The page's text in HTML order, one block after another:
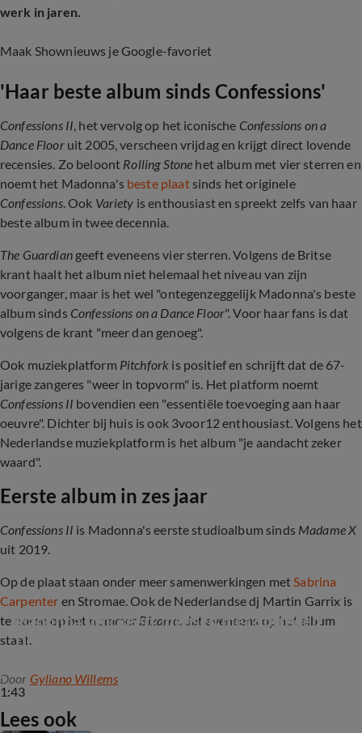
werk in jaren.
Maak Shownieuws je Google-favoriet
'Haar beste album sinds Confessions'
Confessions II, het vervolg op het iconische Confessions on a
Dance Flooruit 2005, verscheen vrijdag en krijgt direct lovende
recensies. Zo beloont Rolling Stone het album met vier sterren en
noemt het Madonna's beste plaatsinds het originele
Confessions. Ook Variety is enthousiast en spreekt zelfs van haar
beste album in twee decennia.
The Guardiangeeft eveneens vier sterren. Volgens de Britse
krant haalt het album niet helemaal het niveau van zijn
voorganger, maar is het wel "ontegenzeggelijk Madonna's beste
album sinds Confessions on a Dance Floor". Voor haar fans is dat
volgens de krant "meer dan genoeg".
Ook muziekplatform Pitchfork is positief en schrijft dat de 67-
jarige zangeres "weer in topvorm" is. Het platform noemt
Confessions II bovendien een "essentiële toevoeging aan haar
oeuvre". Dichter bij huis is ook 3voor12 enthousiast. Volgens het
Nederlandse muziekplatform is het album "je aandacht zeker
waard".
Eerste album in zes jaar
Confessions II is Madonna's eerste studioalbum sinds Madame X
uit 2019.
Op de plaat staan onder meer samenwerkingen metSabrina
Carpenter en Stromae. Ook de Nederlandse dj Martin Garrix is
te horen op het nummer Bizarre, dat eveneens op het album
staat.
1:43
Madonna shockeert mensen met optreden
Times Square
Door Gyliano Willems
Lees ook